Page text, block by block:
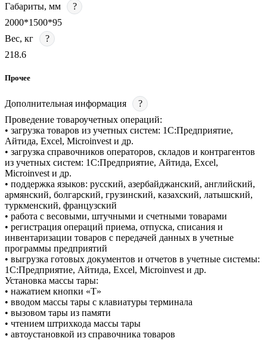
Габариты, мм
?
2000*1500*95
Вес, кг
?
218.6
Прочее
Дополнительная информация
?
Проведение товароучетных операций:
• загрузка товаров из учетных систем: 1С:Предприятие,
Айтида, Excel, Microinvest и др.
• загрузка справочников операторов, складов и контрагентов
из учетных систем: 1С:Предприятие, Айтида, Excel,
Microinvest и др.
• поддержка языков: русский, азербайджанский, английский,
армянский, болгарский, грузинский, казахский, латышский,
туркменский, французский
• работа с весовыми, штучными и счетными товарами
• регистрация операций приема, отпуска, списания и
инвентаризации товаров с передачей данных в учетные
программы предприятий
• выгрузка готовых документов и отчетов в учетные системы:
1С:Предприятие, Айтида, Excel, Microinvest и др.
Установка массы тары:
• нажатием кнопки «T»
• вводом массы тары с клавиатуры терминала
• вызовом тары из памяти
• чтением штрихкода массы тары
• автоустановкой из справочника товаров